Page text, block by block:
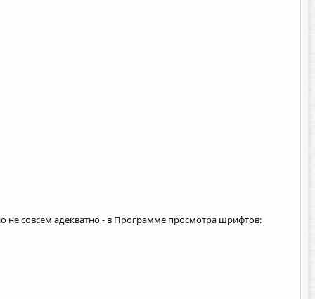
не совсем адекватно - в Программе просмотра шрифтов: